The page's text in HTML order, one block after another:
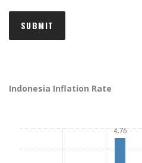
Indonesia Inflation Rate